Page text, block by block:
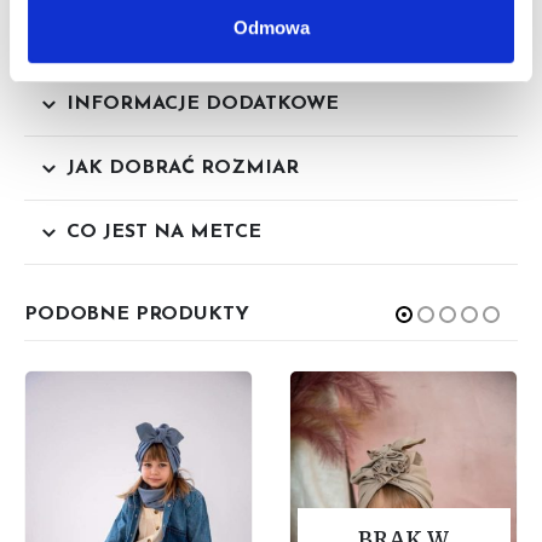
Odmowa
Wybierz Abuela i poczuj różnicę!
INFORMACJE DODATKOWE
JAK DOBRAĆ ROZMIAR
CO JEST NA METCE
PODOBNE PRODUKTY